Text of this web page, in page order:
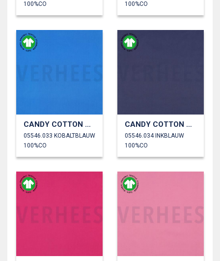
100%CO
100%CO
CANDY COTTON GOTS
05546.033 KOBALTBLAUW
100%CO
CANDY COTTON GOTS
05546.034 INKBLAUW
100%CO